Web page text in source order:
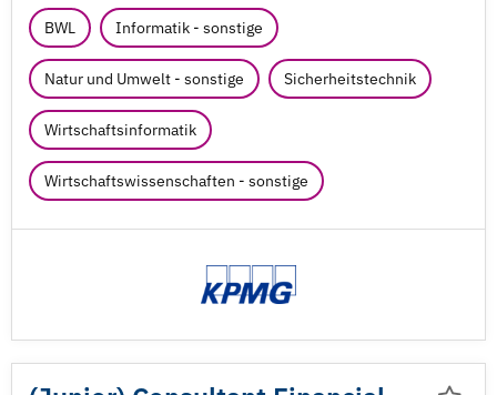
BWL Informatik - sonstige
Natur und Umwelt - sonstige Sicherheitstechnik
Wirtschaftsinformatik
Wirtschaftswissenschaften - sonstige